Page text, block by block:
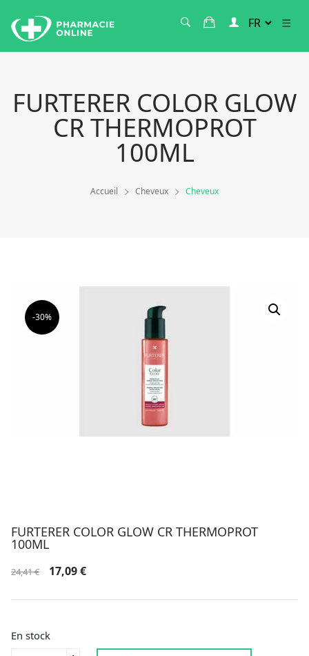
FURTERER COLOR GLOW
CR THERMOPROT
100ML
Accueil Cheveux Cheveux
-30%
FURTERER COLOR GLOW CR THERMOPROT
100ML
24,41€
Le
initial
17,09€Le
actuel
En stock